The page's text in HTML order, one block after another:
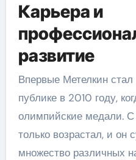
Карьера и
развитие
Впервые Метелкин
публике в 2010 году,
олимпийские медали. С
только возрастал, и он
множество различных